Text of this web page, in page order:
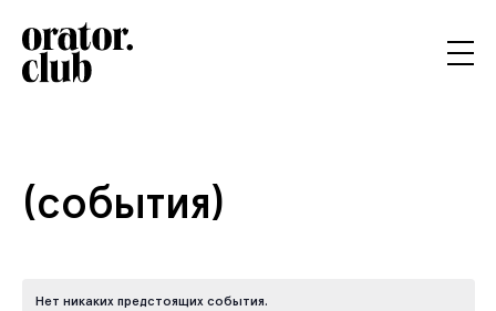
(события)
Нет никаких предстоящих события.